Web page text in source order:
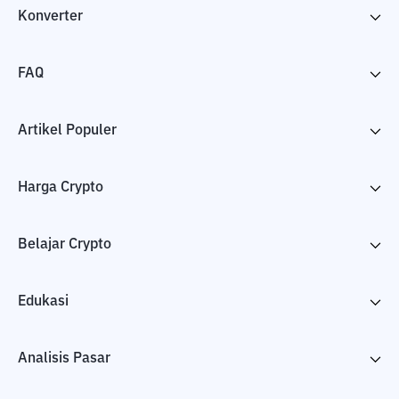
Konverter
FAQ
Artikel Populer
Harga Crypto
Belajar Crypto
Edukasi
Analisis Pasar